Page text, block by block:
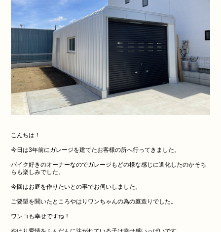
こんちは！
今日は3年前にガレージを建てたお客様の所へ行ってきました。
バイク好きのオーナーなのでガレージもどの様な感じに進化したのかそち
らも楽しみでした。
今回はお庭を作りたいとの事でお伺いしました。
ご要望を聞いたところやはりワンちゃんの為の庭造りでした。
ワンコも幸せですね！